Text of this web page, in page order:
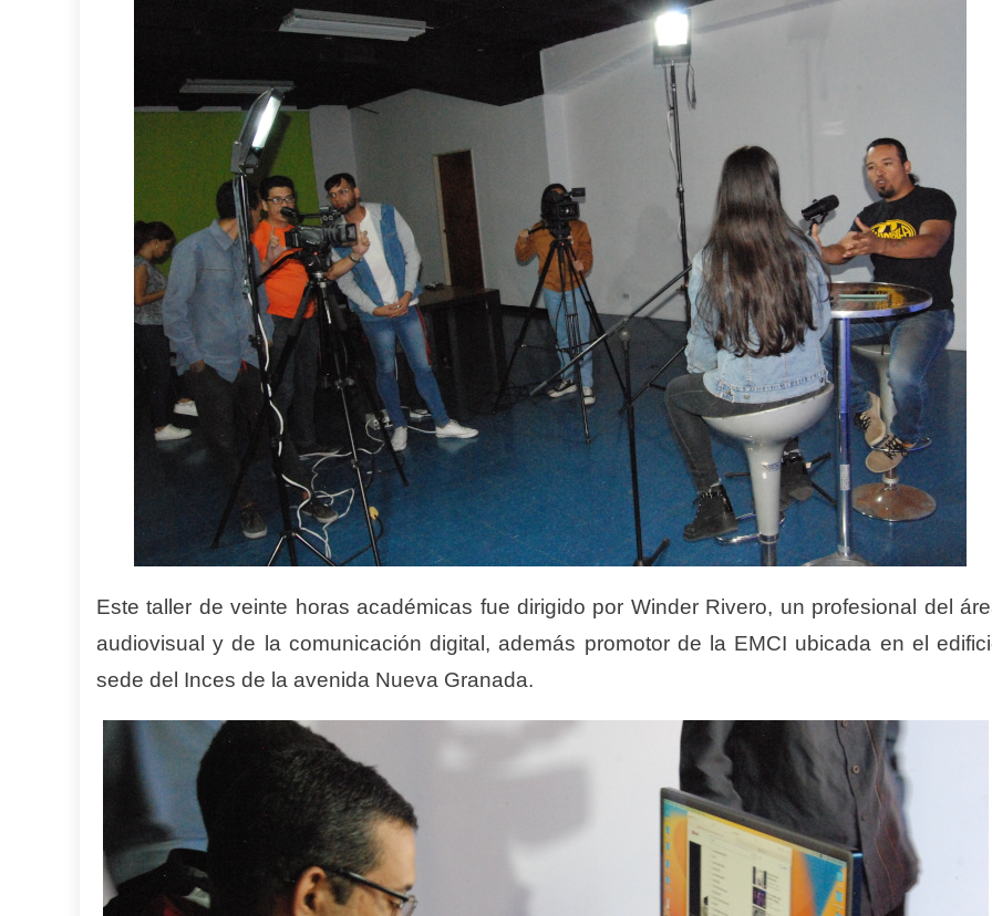
Este taller de veinte horas académicas fue dirigido por Winder Rivero, un profesional del
audiovisual y de la comunicación digital, además promotor de la EMCI ubicada en el
sede del Inces de la avenida Nueva Granada.